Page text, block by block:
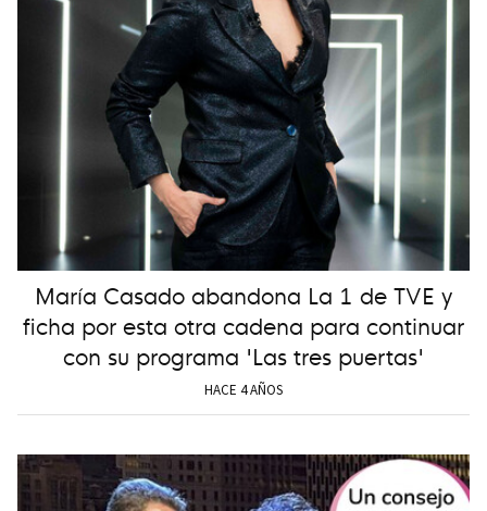
María Casado abandona La 1 de TVE y
ficha por esta otra cadena para continuar
con su programa 'Las tres puertas'
HACE 4 AÑOS